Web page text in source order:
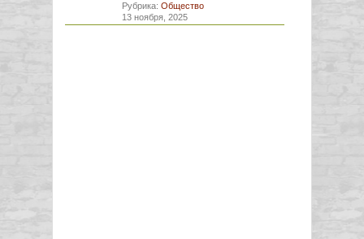
Рубрика: Общество
13 ноября, 2025